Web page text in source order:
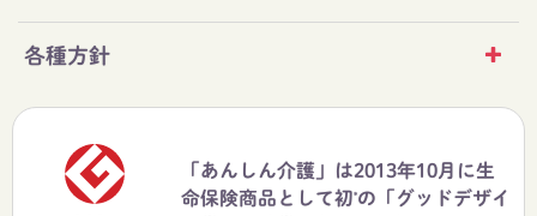
各種方針
「あんしん介護」は2013年10月に生
命保険商品として初*の「グッドデザイ